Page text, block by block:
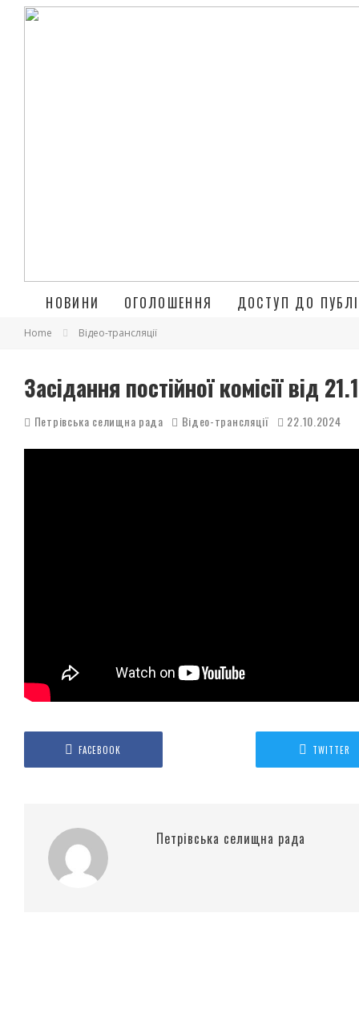
НОВИНИ ОГОЛОШЕННЯ ДОСТУП ДО
Home Відео-трансляції
Засідання постійної комісії від
Петрівська селищна рада Відео-трансляції 22.10.2024
FACEBOOK TWITTER
Петрівська селищна рада